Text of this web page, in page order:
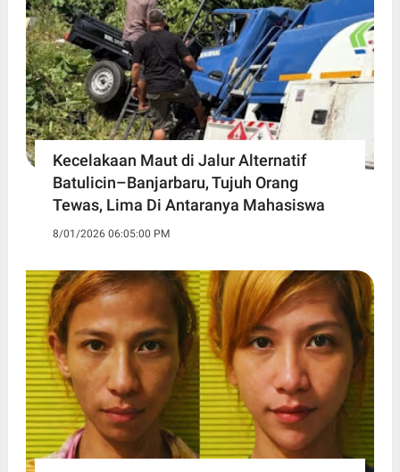
Kecelakaan Maut di Jalur Alternatif
Batulicin–Banjarbaru, Tujuh Orang
Tewas, Lima Di Antaranya Mahasiswa
8/01/2026 06:05:00 PM